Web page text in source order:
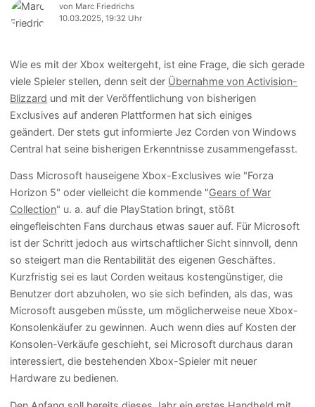
von Marc Friedrichs
10.03.2025, 19:32 Uhr
Wie es mit der Xbox weitergeht, ist eine Frage, die sich gerade
viele Spieler stellen, denn seit der Übernahme von Activision-
Blizzard und mit der Veröffentlichung von bisherigen
Exclusives auf anderen Plattformen hat sich einiges
geändert. Der stets gut informierte Jez Corden von Windows
Central hat seine bisherigen Erkenntnisse zusammengefasst.
Dass Microsoft hauseigene Xbox-Exclusives wie "Forza
Horizon 5" oder vielleicht die kommende "Gears of War
Collection" u. a. auf die PlayStation bringt, stößt
eingefleischten Fans durchaus etwas sauer auf. Für Microsoft
ist der Schritt jedoch aus wirtschaftlicher Sicht sinnvoll, denn
so steigert man die Rentabilität des eigenen Geschäftes.
Kurzfristig sei es laut Corden weitaus kostengünstiger, die
Benutzer dort abzuholen, wo sie sich befinden, als das, was
Microsoft ausgeben müsste, um möglicherweise neue Xbox-
Konsolenkäufer zu gewinnen. Auch wenn dies auf Kosten der
Konsolen-Verkäufe geschieht, sei Microsoft durchaus daran
interessiert, die bestehenden Xbox-Spieler mit neuer
Hardware zu bedienen.